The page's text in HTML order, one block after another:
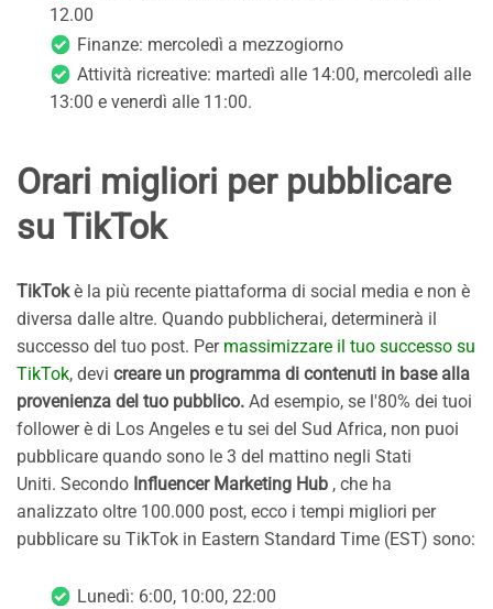
12.00
Finanze: mercoledì a mezzogiorno
Attività ricreative: martedì alle 14:00, mercoledì alle
13:00 e venerdì alle 11:00.
Orari migliori per pubblicare
su TikTok
TikTokè la più recente piattaforma di social media e non è
diversa dalle altre. Quando pubblicherai, determinerà il
successo del tuo post. Per massimizzare il tuo successo su
TikTok, devi creare un programma di contenuti in base alla
provenienza del tuo pubblico. Ad esempio, se l'80% dei tuoi
follower è di Los Angeles e tu sei del Sud Africa, non puoi
pubblicare quando sono le 3 del mattino negli Stati
Uniti. Secondo Influencer Marketing Hub , che ha
analizzato oltre 100.000 post, ecco i tempi migliori per
pubblicare su TikTok in Eastern Standard Time (EST) sono:
Lunedì: 6:00, 10:00, 22:00